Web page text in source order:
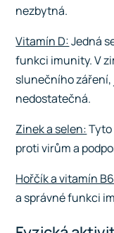
nezbytná.
Vitamín D:Jedná
funkci imunity. V
slunečního záření,
nedostatečná.
Zinek a selen:
proti virům a
Hořčík a vitamín
a správné funkci